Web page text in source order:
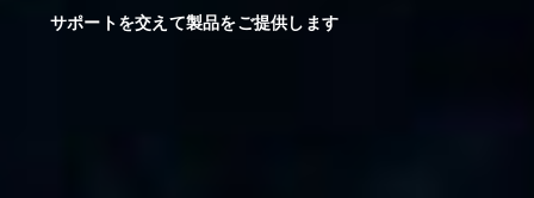
サポートを交えて製品をご提供します